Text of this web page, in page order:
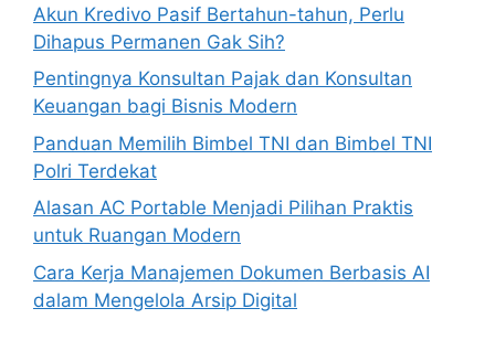
Akun Kredivo Pasif Bertahun-tahun, Perlu
Dihapus Permanen Gak Sih?
Pentingnya Konsultan Pajak dan Konsultan
Keuangan bagi Bisnis Modern
Panduan Memilih Bimbel TNI dan Bimbel TNI
Polri Terdekat
Alasan AC Portable Menjadi Pilihan Praktis
untuk Ruangan Modern
Cara Kerja Manajemen Dokumen Berbasis AI
dalam Mengelola Arsip Digital